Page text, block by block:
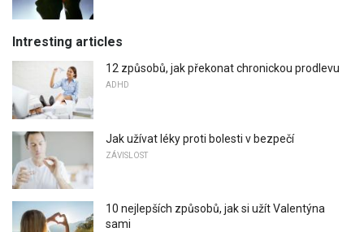
Intresting articles
12 způsobů, jak překonat chronickou prodlevu
ADHD
Jak užívat léky proti bolesti v bezpečí
ZÁVISLOST
10 nejlepších způsobů, jak si užít Valentýna
sami